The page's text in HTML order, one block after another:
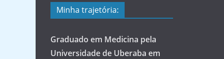
Minha trajetória:
Graduado em Medicina pela
Universidade de Uberaba em